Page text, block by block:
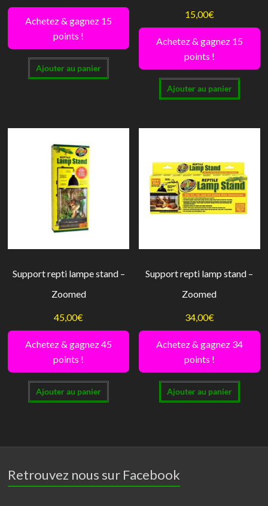
produit
Achetez & gagnez 15
points !
Ajouter au panier
15,00€
Achetez & gagnez 15
points !
Ajouter au panier
Support repti lampe stand –
Zoomed
45,00€
Achetez & gagnez 45
points !
Ajouter au panier
Support repti lamp stand –
Zoomed
34,00€
Achetez & gagnez 34
points !
Ajouter au panier
Retrouvez nous sur Facebook